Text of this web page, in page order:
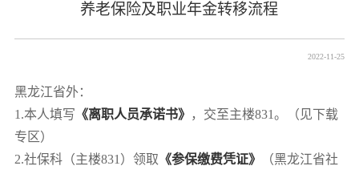
养老保险及职业年金转移流程
2022-11-25
黑龙江省外：
1.本人填写 《离职人员承诺书》
，交至主楼831。（见下载
专区）
2.社保科（主楼831）领取 《参保缴费凭证》
（黑龙江省社